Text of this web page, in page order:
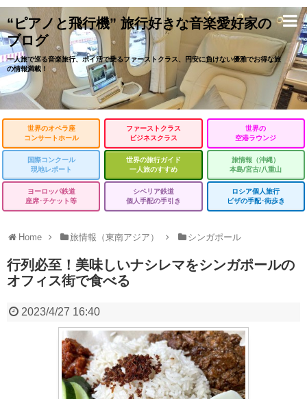
“ピアノと飛行機” 旅行好きな音楽愛好家の
ブログ
一人旅で巡る音楽旅行、ポイ活で乗るファーストクラス、円安に負けない優雅でお得な旅
の情報満載！
世界のオペラ座
コンサートホール
ファーストクラス
ビジネスクラス
世界の
空港ラウンジ
国際コンクール
現地レポート
世界の旅行ガイド
一人旅のすすめ
旅情報（沖縄）
本島/宮古/八重山
ヨーロッパ鉄道
座席･チケット等
シベリア鉄道
個人手配の手引き
ロシア個人旅行
ビザの手配･街歩き
Home 旅情報（東南アジア） シンガポール
行列必至！美味しいナシレマをシンガポールの
オフィス街で食べる
2023/4/27 16:40